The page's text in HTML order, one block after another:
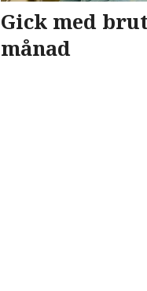
Gick med
månad